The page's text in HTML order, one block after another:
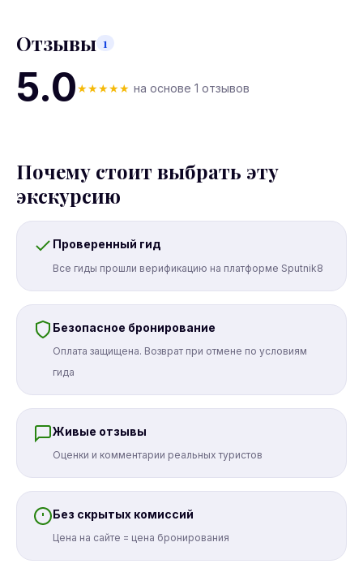
Отзывы 1
5.0★★★★★ на основе 1 отзывов
Почему стоит выбрать эту
экскурсию
Проверенный гид
Все гиды прошли верификацию на платформе Sputnik8
Безопасное бронирование
Оплата защищена. Возврат при отмене по условиям
гида
Живые отзывы
Оценки и комментарии реальных туристов
Без скрытых комиссий
Цена на сайте = цена бронирования